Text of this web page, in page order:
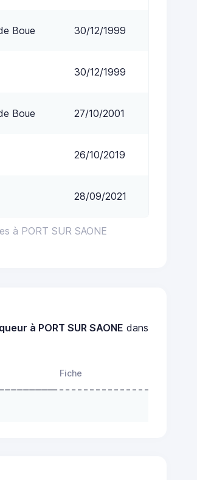
à PORT SUR SAONE
Boue 30/12/1999
30/12/1999
Boue 27/10/2001
26/10/2019
28/09/2021
à PORT SUR SAONE dans
Fiche